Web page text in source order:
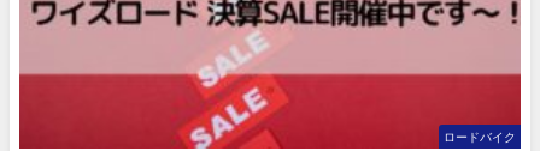
ロードバイク